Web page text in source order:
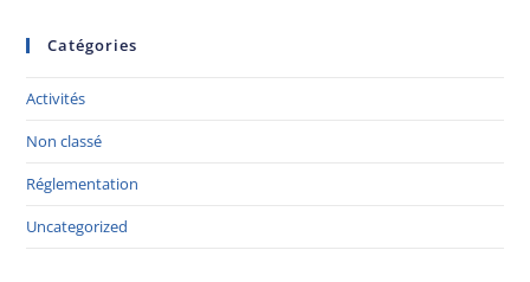
Catégories
Activités
Non classé
Réglementation
Uncategorized